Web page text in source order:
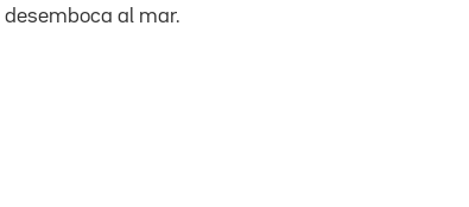
desemboca al mar.